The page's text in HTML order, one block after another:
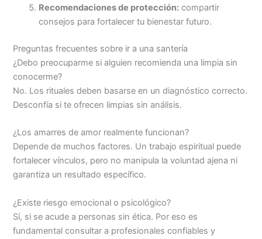
Recomendaciones de protección: compartir
consejos para fortalecer tu bienestar futuro.
Preguntas frecuentes sobre ir a una santería
¿Debo preocuparme si alguien recomienda una limpia sin
conocerme?
No. Los rituales deben basarse en un diagnóstico correcto.
Desconfía si te ofrecen limpias sin análisis.
¿Los amarres de amor realmente funcionan?
Depende de muchos factores. Un trabajo espiritual puede
fortalecer vínculos, pero no manipula la voluntad ajena ni
garantiza un resultado específico.
¿Existe riesgo emocional o psicológico?
Sí, si se acude a personas sin ética. Por eso es
fundamental consultar a profesionales confiables y